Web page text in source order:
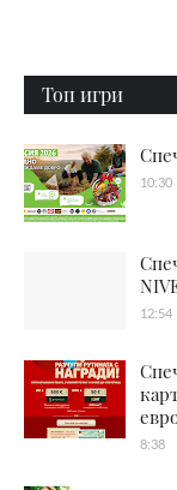
Топ игри
10:30
12:54
8:38